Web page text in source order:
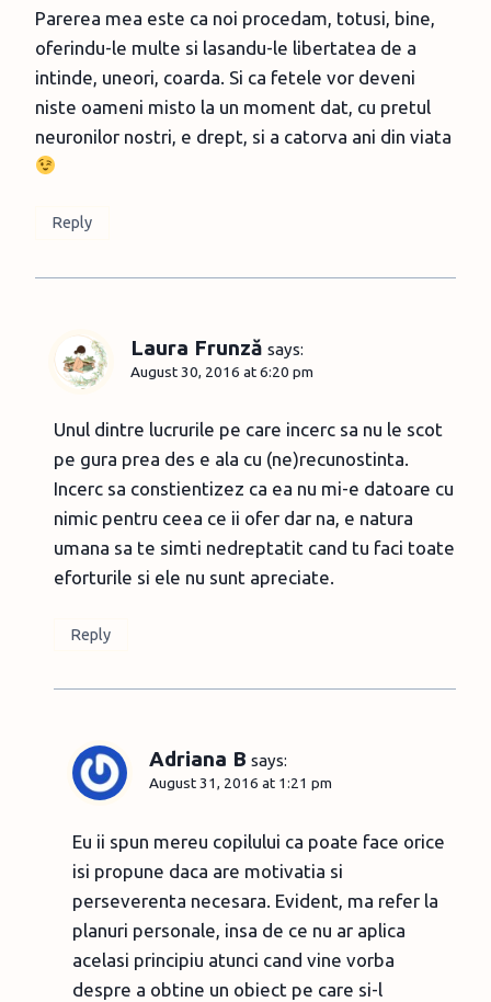
Parerea mea este ca noi procedam, totusi, bine,
oferindu-le multe si lasandu-le libertatea de a
intinde, uneori, coarda. Si ca fetele vor deveni
niste oameni misto la un moment dat, cu pretul
neuronilor nostri, e drept, si a catorva ani din viata
Reply
Laura Frunză says:
August 30, 2016 at 6:20 pm
Unul dintre lucrurile pe care incerc sa nu le scot
pe gura prea des e ala cu (ne)recunostinta.
Incerc sa constientizez ca ea nu mi-e datoare cu
nimic pentru ceea ce ii ofer dar na, e natura
umana sa te simti nedreptatit cand tu faci toate
eforturile si ele nu sunt apreciate.
Reply
Adriana B says:
August 31, 2016 at 1:21 pm
Eu ii spun mereu copilului ca poate face orice
isi propune daca are motivatia si
perseverenta necesara. Evident, ma refer la
planuri personale, insa de ce nu ar aplica
acelasi principiu atunci cand vine vorba
despre a obtine un obiect pe care si-l